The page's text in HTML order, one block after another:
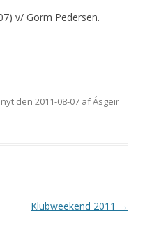
v/ Gorm Pedersen.
den 2011-08-07 afÁsgeir
Klubweekend 2011 →